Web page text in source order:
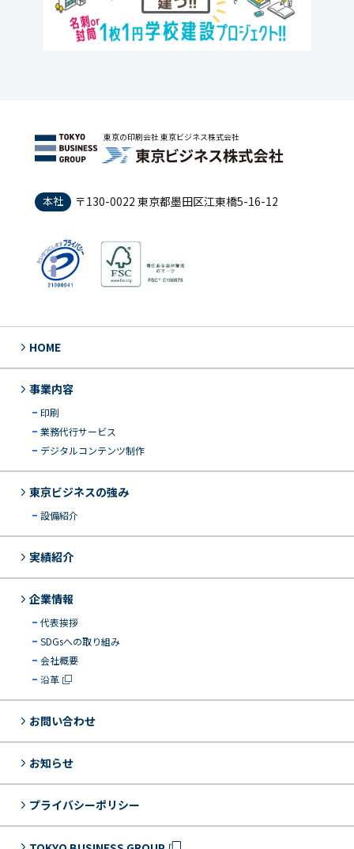
東京の印刷会社 東京ビジネス株式会社
本社 〒130-0022 東京都墨田区江東橋5-16-12
HOME
事業内容
印刷
業務代行サービス
デジタルコンテンツ制作
東京ビジネスの強み
設備紹介
実績紹介
企業情報
代表挨拶
SDGsへの取り組み
会社概要
沿革
お問い合わせ
お知らせ
プライバシーポリシー